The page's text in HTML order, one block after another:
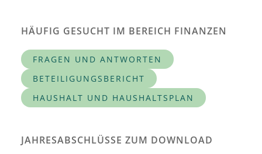
HÄUFIG GESUCHT IM BEREICH FINANZEN
FRAGEN UND ANTWORTEN
BETEILIGUNGSBERICHT
HAUSHALT UND HAUSHALTSPLAN
JAHRESABSCHLÜSSE ZUM DOWNLOAD